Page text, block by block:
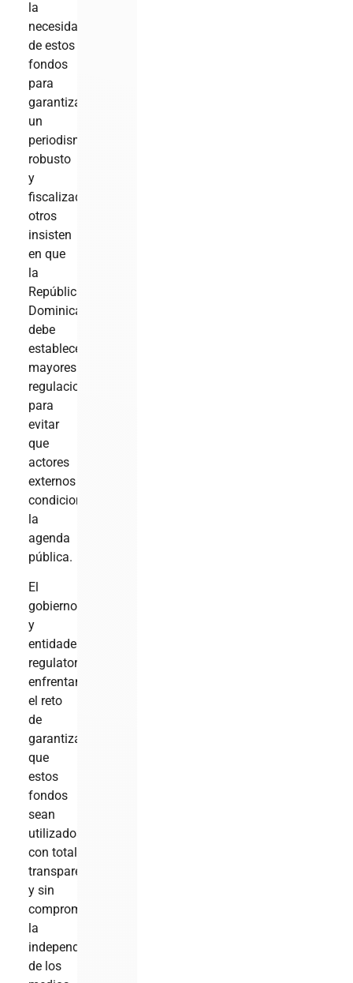
la
necesidad
de estos
fondos
para
garantizar
un
periodismo
robusto
y
fiscalizador,
otros
insisten
en que
la
República
Dominicana
debe
establecer
mayores
regulaciones
para
evitar
que
actores
externos
condicionen
la
agenda
pública.
El
gobierno
y
entidades
regulatorias
enfrentan
el reto
de
garantizar
que
estos
fondos
sean
utilizados
con total
transparencia
y sin
comprometer
la
independencia
de los